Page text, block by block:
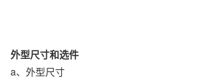
外型尺寸和选件
a、外型尺寸